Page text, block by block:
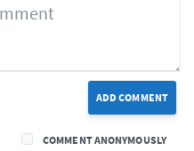
ADD COMMENT
COMMENT ANONYMOUSLY